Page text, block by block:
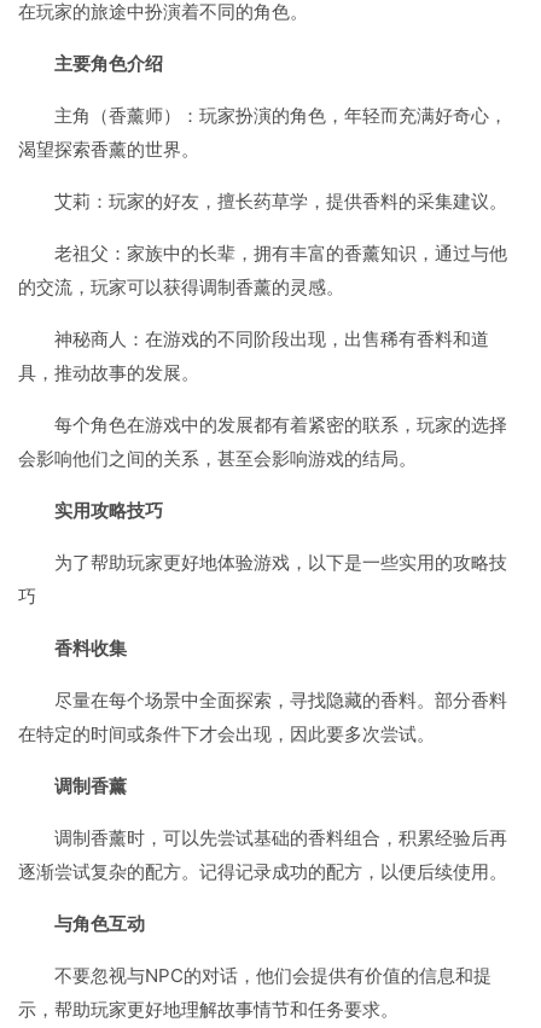
在玩家的旅途中扮演着不同的角色。
主要角色介绍
主角（香薰师）：玩家扮演的角色，年轻而充满好奇心，
渴望探索香薰的世界。
艾莉：玩家的好友，擅长药草学，提供香料的采集建议。
老祖父：家族中的长辈，拥有丰富的香薰知识，通过与他
的交流，玩家可以获得调制香薰的灵感。
神秘商人：在游戏的不同阶段出现，出售稀有香料和道
具，推动故事的发展。
每个角色在游戏中的发展都有着紧密的联系，玩家的选择
会影响他们之间的关系，甚至会影响游戏的结局。
实用攻略技巧
为了帮助玩家更好地体验游戏，以下是一些实用的攻略技
巧
香料收集
尽量在每个场景中全面探索，寻找隐藏的香料。部分香料
在特定的时间或条件下才会出现，因此要多次尝试。
调制香薰
调制香薰时，可以先尝试基础的香料组合，积累经验后再
逐渐尝试复杂的配方。记得记录成功的配方，以便后续使用。
与角色互动
不要忽视与NPC的对话，他们会提供有价值的信息和提
示，帮助玩家更好地理解故事情节和任务要求。